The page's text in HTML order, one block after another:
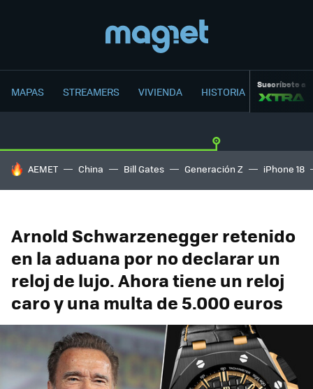
MAPAS STREAMERS VIVIENDA HISTORIA Suscríbete a
HOY SE HABLA DE
AEMET China Bill Gates Generación Z iPhone 18
Arnold Schwarzenegger retenido
en la aduana por no declarar un
reloj de lujo. Ahora tiene un reloj
caro y una multa de 5.000 euros